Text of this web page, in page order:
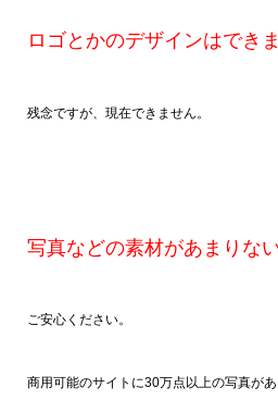
ロゴとかのデザインはでき
残念ですが、現在できません。
写真などの素材があまりな
ご安心ください。
商用可能のサイトに30万点以上の写真があ